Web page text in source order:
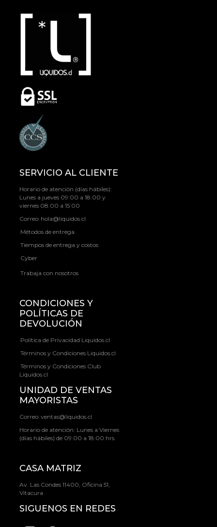
SERVICIO AL CLIENTE
Horario de atención (días hábiles):
Lunes a jueves 09:00 a 18:00 y
viernes 08:00 a 15:00
Correo: hola@liquidos.cl
Métodos de entrega
Tiempos de entrega y costos
Cyber
Trabaja con nosotros
CONDICIONES Y
POLÍTICAS DE
DEVOLUCIÓN
Política de Privacidad Liquidos.cl
Términos y Condiciones Liquidos.cl
Términos y Condiciones Club
Liquidos.cl
UNIDAD DE VENTAS
MAYORISTAS
Correo: ventas@liquidos.cl
Horario de atención: Lunes a Viernes
(días hábiles) de 09:00 a 18:00 hrs.
CASA MATRIZ
Av. Las Condes 11400, Oficina 51,
Vitacura
SIGUENOS EN REDES